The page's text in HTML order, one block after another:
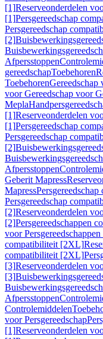
[1]Reserveonderdelen
[1]Persgereedschap
Persgereedschap
[2]
Afpersstoppen
gereedschapToebehoren
ToebehorenGereedschap
voor Gereedschap voor
Mepla
[1]Reserveonderdelen
[1]Persgereedschap
Persgereedschap
[2]
Afpersstoppen
Geberit Mapress
Mapress
Persgereedschap
[2]Reserveonderdelen
[2]Persgereedschappen
voor
compatibiliteit [2XL]
compatibiliteit [2XL]
[3]Reserveonderdelen
[3]
Afpersstoppen
Controlemiddelen
voor Persgereedschap
[1]Reserveonderdelen